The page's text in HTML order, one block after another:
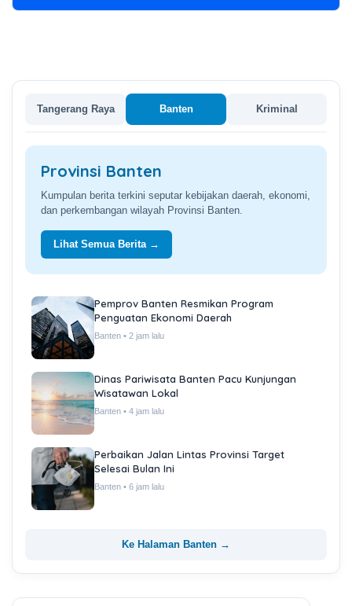
Tangerang Raya Banten Kriminal
Provinsi Banten
Kumpulan berita terkini seputar kebijakan daerah, ekonomi,
dan perkembangan wilayah Provinsi Banten.
Lihat Semua Berita →
Pemprov Banten Resmikan Program
Penguatan Ekonomi Daerah
Banten • 2 jam lalu
Dinas Pariwisata Banten Pacu Kunjungan
Wisatawan Lokal
Banten • 4 jam lalu
Perbaikan Jalan Lintas Provinsi Target
Selesai Bulan Ini
Banten • 6 jam lalu
Ke Halaman Banten →